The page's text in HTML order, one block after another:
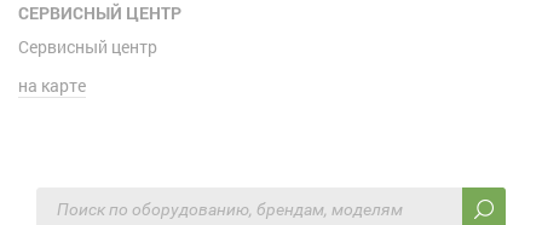
СЕРВИСНЫЙ ЦЕНТР
Сервисный центр
на карте